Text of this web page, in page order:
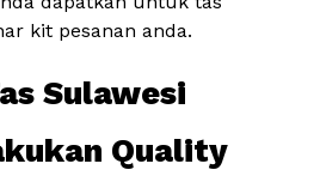
kit pesanan anda.
Sulawesi
Quality